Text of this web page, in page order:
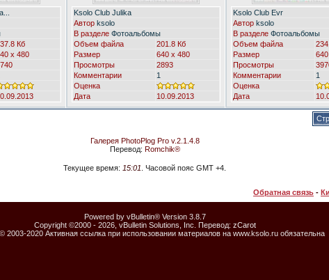
Кб
x 480
Ksolo Club Julika
Автор ksolo
В разделе Фотоальбомы
Объем файла
201.8 Кб
Размер
640 x 480
Просмотры
2893
Комментарии
1
Оценка
Дата
10.09.2013
Ksolo Club Evr
Автор ksolo
В разделе Фотоальбомы
Объем файла
Размер
Просмотры
Комментарии
1
Оценка
Дата
Галерея PhotoPlog Pro v.2.1.4.8
Перевод: Romchik®
Текущее время: 15:01 . Часовой пояс GMT +4.
Обратная связь -
Powered by vBulletin® Version 3.8.7
Copyright ©2000 - 2026, vBulletin Solutions, Inc. Перевод: zCarot
2003-2020 Активная ссылка при использовании материалов на www.ksolo.ru обязательна